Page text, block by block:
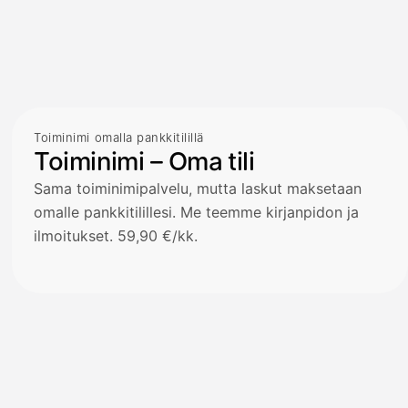
Toiminimi omalla pankkitilillä
Toiminimi – Oma tili
Sama toiminimipalvelu, mutta laskut maksetaan
omalle pankkitilillesi. Me teemme kirjanpidon ja
ilmoitukset. 59,90 €/kk.